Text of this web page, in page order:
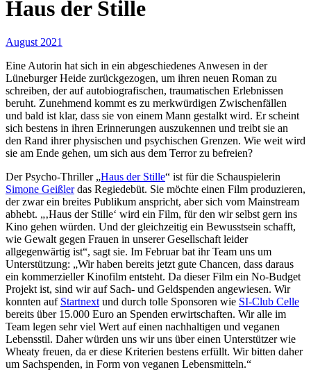
Haus der Stille
August 2021
Eine Autorin hat sich in ein abgeschiedenes Anwesen in der
Lüneburger Heide zurückgezogen, um ihren neuen Roman zu
schreiben, der auf autobiografischen, traumatischen Erlebnissen
beruht. Zunehmend kommt es zu merkwürdigen Zwischenfällen
und bald ist klar, dass sie von einem Mann gestalkt wird. Er scheint
sich bestens in ihren Erinnerungen auszukennen und treibt sie an
den Rand ihrer physischen und psychischen Grenzen. Wie weit wird
sie am Ende gehen, um sich aus dem Terror zu befreien?
Der Psycho-Thriller „Haus der Stille“ ist für die Schauspielerin
Simone Geißlerdas Regiedebüt. Sie möchte einen Film produzieren,
der zwar ein breites Publikum anspricht, aber sich vom Mainstream
abhebt. „‚Haus der Stille‘ wird ein Film, für den wir selbst gern ins
Kino gehen würden. Und der gleichzeitig ein Bewusstsein schafft,
wie Gewalt gegen Frauen in unserer Gesellschaft leider
allgegenwärtig ist“, sagt sie. Im Februar bat ihr Team uns um
Unterstützung: „Wir haben bereits jetzt gute Chancen, dass daraus
ein kommerzieller Kinofilm entsteht. Da dieser Film ein No-Budget
Projekt ist, sind wir auf Sach- und Geldspenden angewiesen. Wir
konnten auf Startnext und durch tolle Sponsoren wie SI-Club Celle
bereits über 15.000 Euro an Spenden erwirtschaften. Wir alle im
Team legen sehr viel Wert auf einen nachhaltigen und veganen
Lebensstil. Daher würden uns wir uns über einen Unterstützer wie
Wheaty freuen, da er diese Kriterien bestens erfüllt. Wir bitten daher
um Sachspenden, in Form von veganen Lebensmitteln.“